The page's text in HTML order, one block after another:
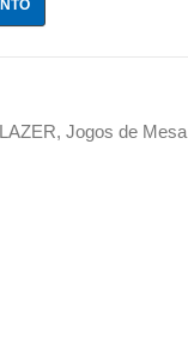
, Jogos de Mesa